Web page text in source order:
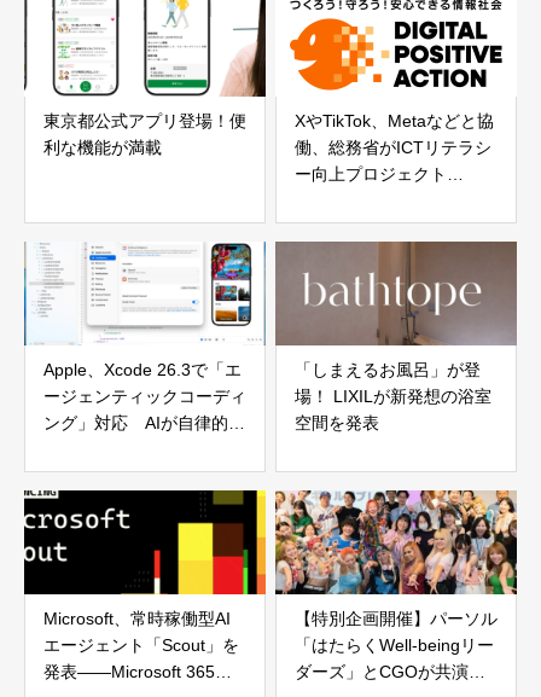
東京都公式アプリ登場！便
利な機能が満載
XやTikTok、Metaなどと協
働、総務省がICTリテラシ
ー向上プロジェクト
ACTION」始動
Apple、Xcode 26.3で「エ
ージェンティックコーディ
ング」対応 AIが自律的に
「しまえるお風呂」が登
場！ LIXILが新発想の浴室
空間を発表
Microsoft、常時稼働型AI
エージェント「Scout」を
発表——Microsoft 365に
【特別企画開催】パーソル
「はたらくWell-beingリー
ダーズ」とCGOが共演！